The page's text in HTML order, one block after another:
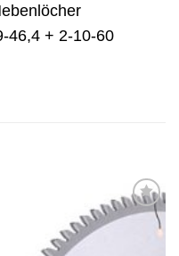
46,4 + 2-10-60